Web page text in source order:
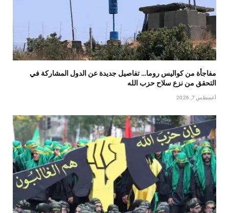
مفاجأة من كواليس روما… تفاصيل جديدة عن الدول المشاركة في
التحقق من نزع سلاح حزب الله
أغسطس 7, 2026